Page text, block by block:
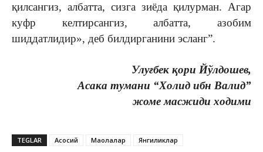
қилсангиз, албатта, сизга зиёда қилурман. Агар
куфр келтирсангиз, албатта, азобим
шиддатлидир», деб билдирганини эсланг”.
Улуғбек қори Йўлдошев,
Асака тумани “Холид ибн Валид”
жоме масжиди ходими
TEGLAR Асосий Мақолалар Янгиликлар